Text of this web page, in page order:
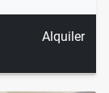
Alquiler